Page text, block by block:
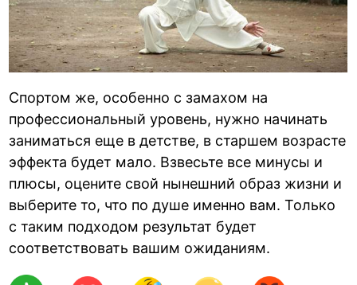
Спортом же, особенно с замахом на
профессиональный уровень, нужно начинать
заниматься еще в детстве, в старшем возрасте
эффекта будет мало. Взвесьте все минусы и
плюсы, оцените свой нынешний образ жизни и
выберите то, что по душе именно вам. Только
с таким подходом результат будет
соответствовать вашим ожиданиям.